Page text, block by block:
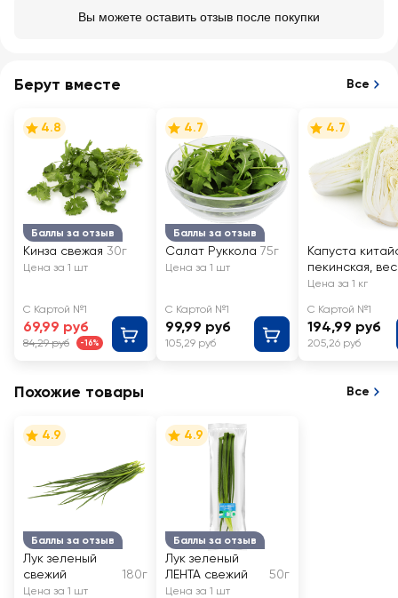
сохранялась в идеальном
Вы можете оставить отзыв после покупки
Берут вместе Все
Баллы за отзыв
4.8
Кинза свежая 30г
Цена за 1 шт
С Картой №1
69,99 руб
84,29 руб -16%
Баллы за отзыв
4.7
Салат Руккола 75г
Цена за 1 шт
С Картой №1
99,99 руб
105,29 руб
4.7
Капуста
пекинская,
Цена за 1 кг
С Картой №1
194,99 руб
205,26 руб
Похожие товары Все
Баллы за отзыв
4.9
Лук зеленый
свежий
180г
Цена за 1 шт
Баллы за отзыв
4.9
Лук зеленый
ЛЕНТА свежий
50г
Цена за 1 шт